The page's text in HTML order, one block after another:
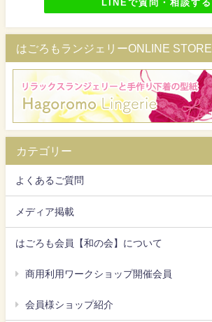
LINEで質問・相談する
はごろもランジェリーONLINE STORE
カテゴリー
よくあるご質問
メディア掲載
はごろも会員【和の会】について
商用利用ワークショップ開催会員
会員様ショップ紹介